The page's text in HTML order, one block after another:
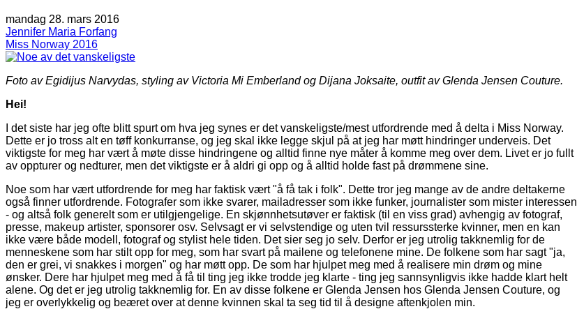
mandag 28. mars 2016
Jennifer Maria Forfang
Miss Norway 2016
Foto av Egidijus Narvydas, styling av Victoria Mi Emberland og Dijana Joksaite, outfit av Glenda Jensen Couture.
Hei!
I det siste har jeg ofte blitt spurt om hva jeg synes er det vanskeligste/mest utfordrende med å delta i Miss Norway.
Dette er jo tross alt en tøff konkurranse, og jeg skal ikke legge skjul på at jeg har møtt hindringer underveis. Det
viktigste for meg har vært å møte disse hindringene og alltid finne nye måter å komme meg over dem. Livet er jo fullt
av oppturer og nedturer, men det viktigste er å aldri gi opp og å alltid holde fast på drømmene sine.
Noe som har vært utfordrende for meg har faktisk vært "å få tak i folk". Dette tror jeg mange av de andre deltakerne
også finner utfordrende. Fotografer som ikke svarer, mailadresser som ikke funker, journalister som mister interessen
- og altså folk generelt som er utilgjengelige. En skjønnhetsutøver er faktisk (til en viss grad) avhengig av fotograf,
presse, makeup artister, sponsorer osv. Selvsagt er vi selvstendige og uten tvil ressurssterke kvinner, men en kan
ikke være både modell, fotograf og stylist hele tiden. Det sier seg jo selv. Derfor er jeg utrolig takknemlig for de
menneskene som har stilt opp for meg, som har svart på mailene og telefonene mine. De folkene som har sagt "ja,
den er grei, vi snakkes i morgen" og har møtt opp. De som har hjulpet meg med å realisere min drøm og mine
ønsker. Dere har hjulpet meg med å få til ting jeg ikke trodde jeg klarte - ting jeg sannsynligvis ikke hadde klart helt
alene. Og det er jeg utrolig takknemlig for. En av disse folkene er Glenda Jensen hos Glenda Jensen Couture, og
jeg er overlykkelig og beæret over at denne kvinnen skal ta seg tid til å designe aftenkjolen min.